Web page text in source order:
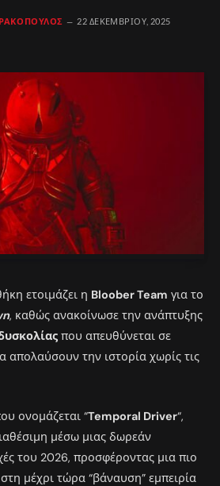
22 ΔΕΚΕΜΒΡΊΟΥ, 2025
ετοιμάζει η Bloober Team για το
, καθώς ανακοίνωσε την ανάπτυξης
που απευθύνεται σε
απολαύσουν την ιστορία χωρίς τις
ονομάζεται “Temporal Driver“,
μέσω μιας δωρεάν
του 2026, προσφέροντας μια πιο
μέχρι τώρα “βάναυση” εμπειρία